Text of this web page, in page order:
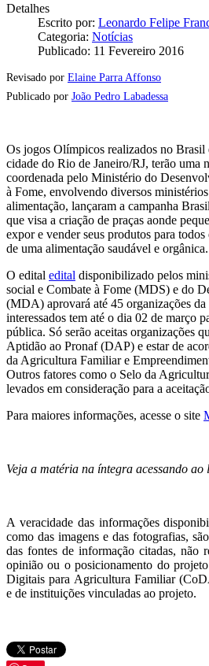
Detalhes
Escrito por: Leonardo Felipe
Categoria: Notícias
Publicado: 11 Fevereiro 2016
Revisado por Elaine Parra Affonso
Publicado por João Pedro Labadessa
Os jogos Olímpicos realizados no Brasil
cidade do Rio de Janeiro/RJ, terão uma
coordenada pelo Ministério do
à Fome, envolvendo diversos
alimentação, lançaram a campanha
que visa a criação de praças aonde
expor e vender seus produtos para todos
de uma alimentação saudável e orgânica.
O edital edital disponibilizado pelos
social e Combate à Fome (MDS) e do
(MDA) aprovará até 45 organizações
interessados tem até o dia 02 de março
pública. Só serão aceitas organizações
Aptidão ao Pronaf (DAP) e estar de
da Agricultura Familiar e
Outros fatores como o Selo da
levados em consideração para a
Para maiores informações, acesse o site
Veja a matéria na íntegra acessando ao
A veracidade das informações
como das imagens e das fotografias,
das fontes de informação citadas, não
opinião ou o posicionamento do
Digitais para Agricultura Familiar
e de instituições vinculadas ao projeto.